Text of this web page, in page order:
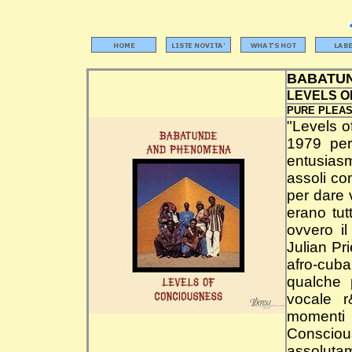
LEVELS
PURE
"Levels
1979
assoli
per dare
erano
ovvero il
Julian
afro-
qualche
vocale